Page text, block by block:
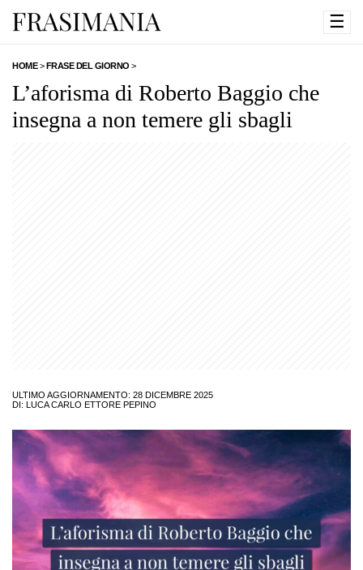
☰
HOME>FRASE DEL GIORNO >
L’aforisma di Roberto Baggio che
insegna a non temere gli sbagli
ULTIMO AGGIORNAMENTO: 28 DICEMBRE 2025
DI: LUCA CARLO ETTORE PEPINO